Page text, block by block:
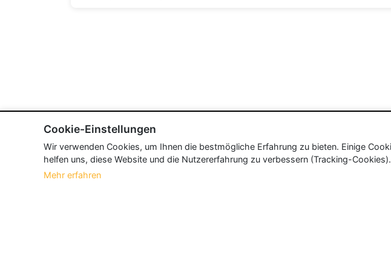
Cookie-Einstellungen
Wir verwenden Cookies, um Ihnen die bestmögliche Erfahrung zu bieten. Einige
helfen uns, diese Website und die Nutzererfahrung zu verbessern (Tracking-
Mehr erfahren